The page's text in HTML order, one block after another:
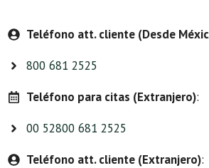
Teléfono att. cliente (Desde
800 681 2525
Teléfono para citas (Extranjero):
00 52800 681 2525
Teléfono att. cliente (Extranjero):